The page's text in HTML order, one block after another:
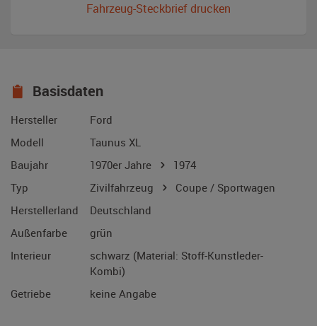
Fahrzeug-Steckbrief drucken
Basisdaten
Hersteller
Ford
Modell
Taunus XL
Baujahr
1970er Jahre
1974
Typ
Zivilfahrzeug
Coupe / Sportwagen
Herstellerland
Deutschland
Außenfarbe
grün
Interieur
schwarz (Material: Stoff-Kunstleder-
Kombi)
Getriebe
keine Angabe